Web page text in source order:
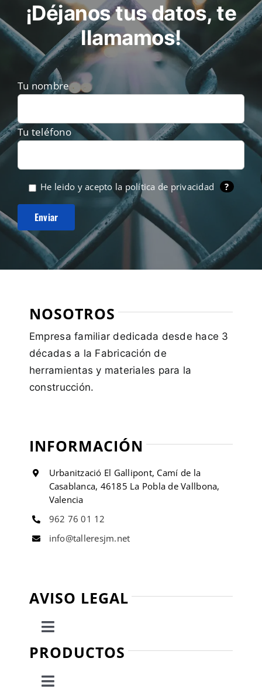
¡Déjanos tus datos, te
llamamos!
Tu nombre
Tu teléfono
He leido y acepto la política de privacidad ?
NOSOTROS
Empresa familiar dedicada desde hace 3
décadas a la Fabricación de
herramientas y materiales para la
construcción.
INFORMACIÓN
Urbanització El Gallipont, Camí de la
Casablanca, 46185 La Pobla de Vallbona,
Valencia
962 76 01 12
info@talleresjm.net
AVISO LEGAL
Toggle
Política de privacidad
PRODUCTOS
Toggle